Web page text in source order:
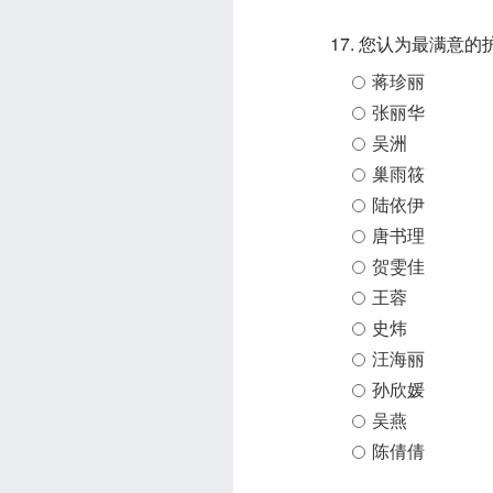
17. 您认为最满意的
蒋珍丽
张丽华
吴洲
巢雨筱
陆依伊
唐书理
贺雯佳
王蓉
史炜
汪海丽
孙欣媛
吴燕
陈倩倩